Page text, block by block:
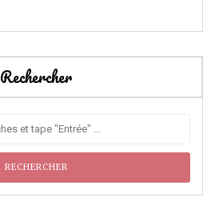
Rechercher